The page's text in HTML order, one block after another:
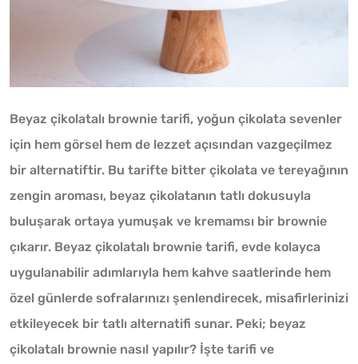
Beyaz çikolatalı brownie tarifi, yoğun çikolata sevenler
için hem görsel hem de lezzet açısından vazgeçilmez
bir alternatiftir. Bu tarifte bitter çikolata ve tereyağının
zengin aroması, beyaz çikolatanın tatlı dokusuyla
buluşarak ortaya yumuşak ve kremamsı bir brownie
çıkarır. Beyaz çikolatalı brownie tarifi, evde kolayca
uygulanabilir adımlarıyla hem kahve saatlerinde hem
özel günlerde sofralarınızı şenlendirecek, misafirlerinizi
etkileyecek bir tatlı alternatifi sunar. Peki; beyaz
çikolatalı brownie nasıl yapılır? İşte tarifi ve